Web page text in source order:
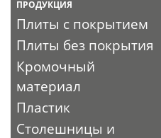
ПРОДУКЦИЯ
Плиты с покрытием
Плиты без покрытия
Кромочный
материал
Пластик
Столешницы и